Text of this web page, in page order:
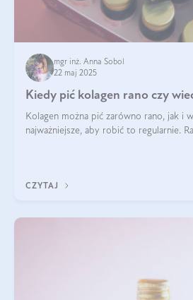
mgr inż. Anna Sobol
22 maj 2025
Kiedy pić kolagen rano czy
Kolagen można pić zarówno rano, jak i
najważniejsze, aby robić to regularnie.
CZYTAJ